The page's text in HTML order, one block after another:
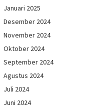
Januari 2025
Desember 2024
November 2024
Oktober 2024
September 2024
Agustus 2024
Juli 2024
Juni 2024